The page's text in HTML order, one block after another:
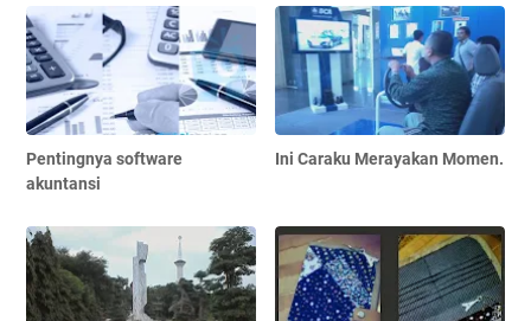
Pentingnya software
akuntansi
Ini Caraku Merayakan Momen.